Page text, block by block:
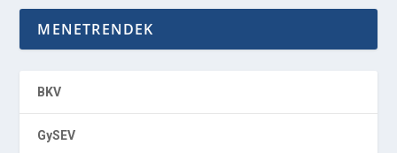
MENETRENDEK
BKV
GySEV